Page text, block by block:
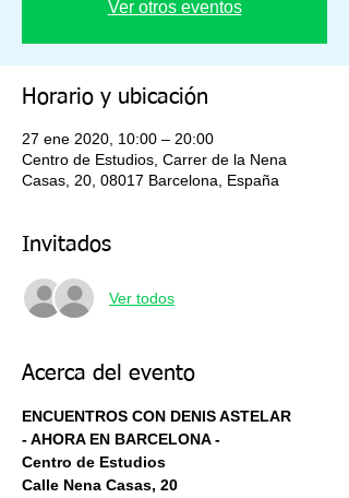
Ver otros eventos
Horario y ubicación
27 ene 2020, 10:00 – 20:00
Centro de Estudios, Carrer de la Nena
Casas, 20, 08017 Barcelona, España
Invitados
Ver todos
Acerca del evento
ENCUENTROS CON DENIS ASTELAR
- AHORA EN BARCELONA -
Centro de Estudios
Calle Nena Casas, 20